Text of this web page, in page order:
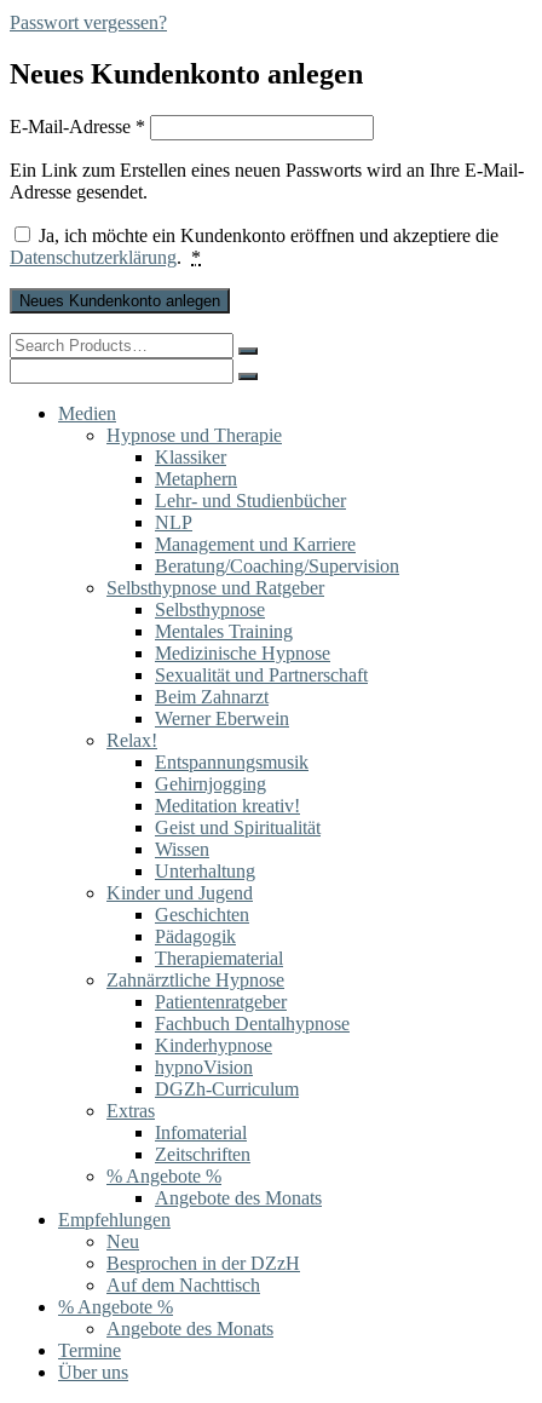
Passwort vergessen?
Neues Kundenkonto anlegen
E-Mail-Adresse *
Ein Link zum Erstellen eines neuen Passworts wird an Ihre E-Mail-
Adresse gesendet.
Ja, ich möchte ein Kundenkonto eröffnen und akzeptiere die
Datenschutzerklärung. *
Neues Kundenkonto anlegen
Search
for:
for:
Medien
Hypnose und Therapie
Klassiker
Metaphern
Lehr- und Studienbücher
NLP
Management und Karriere
Beratung/Coaching/Supervision
Selbsthypnose und Ratgeber
Selbsthypnose
Mentales Training
Medizinische Hypnose
Sexualität und Partnerschaft
Beim Zahnarzt
Werner Eberwein
Relax!
Entspannungsmusik
Gehirnjogging
Meditation kreativ!
Geist und Spiritualität
Wissen
Unterhaltung
Kinder und Jugend
Geschichten
Pädagogik
Therapiematerial
Zahnärztliche Hypnose
Patientenratgeber
Fachbuch Dentalhypnose
Kinderhypnose
hypnoVision
DGZh-Curriculum
Extras
Infomaterial
Zeitschriften
% Angebote %
Angebote des Monats
Empfehlungen
Neu
Besprochen in der DZzH
Auf dem Nachttisch
% Angebote %
Angebote des Monats
Termine
Über uns